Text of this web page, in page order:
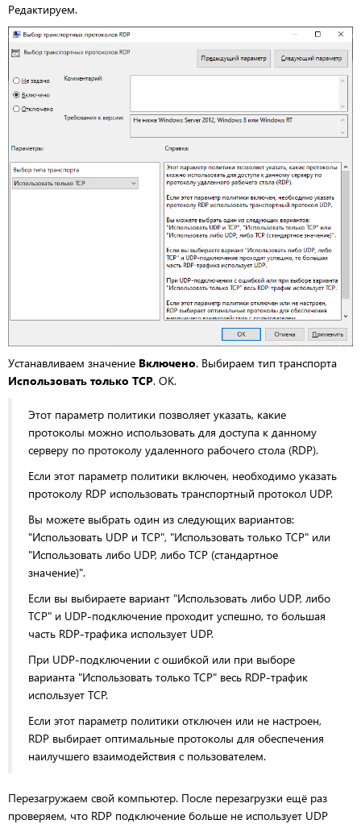
Редактируем.
Устанавливаем значение Включено. Выбираем тип транспорта
Использовать только TCP. OK.
Этот параметр политики позволяет указать, какие
протоколы можно использовать для доступа к данному
серверу по протоколу удаленного рабочего стола (RDP).
Если этот параметр политики включен, необходимо указать
протоколу RDP использовать транспортный протокол UDP.
Вы можете выбрать один из следующих вариантов:
"Использовать UDP и TCP", "Использовать только TCP" или
"Использовать либо UDP, либо TCP (стандартное
значение)".
Если вы выбираете вариант "Использовать либо UDP, либо
TCP" и UDP-подключение проходит успешно, то большая
часть RDP-трафика использует UDP.
При UDP-подключении с ошибкой или при выборе
варианта "Использовать только TCP" весь RDP-трафик
использует TCP.
Если этот параметр политики отключен или не настроен,
RDP выбирает оптимальные протоколы для обеспечения
наилучшего взаимодействия с пользователем.
Перезагружаем свой компьютер. После перезагрузки ещё раз
проверяем, что RDP подключение больше не использует UDP